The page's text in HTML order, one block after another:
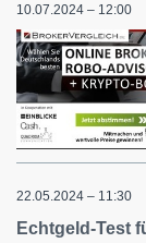
10.07.2024 – 12:00
22.05.2024 – 11:30
Echtgeld-Test